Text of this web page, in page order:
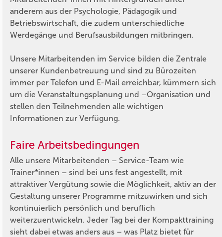
anderem aus der Psychologie, Pädagogik und
Betriebswirtschaft, die zudem unterschiedliche
Werdegänge und Berufsausbildungen mitbringen.
Unsere Mitarbeitenden im Service bilden die Zentrale
unserer Kundenbetreuung und sind zu Bürozeiten
immer per Telefon und E-Mail erreichbar, kümmern sich
um die Veranstaltungsplanung und –Organisation und
stellen den Teilnehmenden alle wichtigen
Informationen zur Verfügung.
Faire Arbeitsbedingungen
Alle unsere Mitarbeitenden – Service-Team wie
Trainer*innen – sind bei uns fest angestellt, mit
attraktiver Vergütung sowie die Möglichkeit, aktiv an der
Gestaltung unserer Programme mitzuwirken und sich
kontinuierlich persönlich und beruflich
weiterzuentwickeln. Jeder Tag bei der Kompakttraining
sieht dabei etwas anders aus – was Platz bietet für